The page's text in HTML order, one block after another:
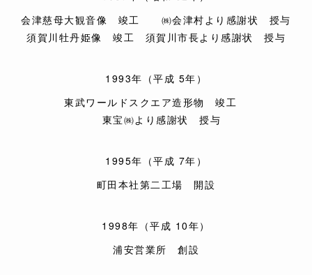
会津慈母大観音像 竣工
㈱会津村より感謝状 授与
須賀川牡丹姫像 竣工 須賀川市長より感謝状 授与
1993年（平成 5年）
東武ワールドスクエア造形物 竣工
東宝㈱より感謝状 授与
1995年（平成 7年）
町田本社第二工場 開設
1998年（平成 10年）
浦安営業所 創設